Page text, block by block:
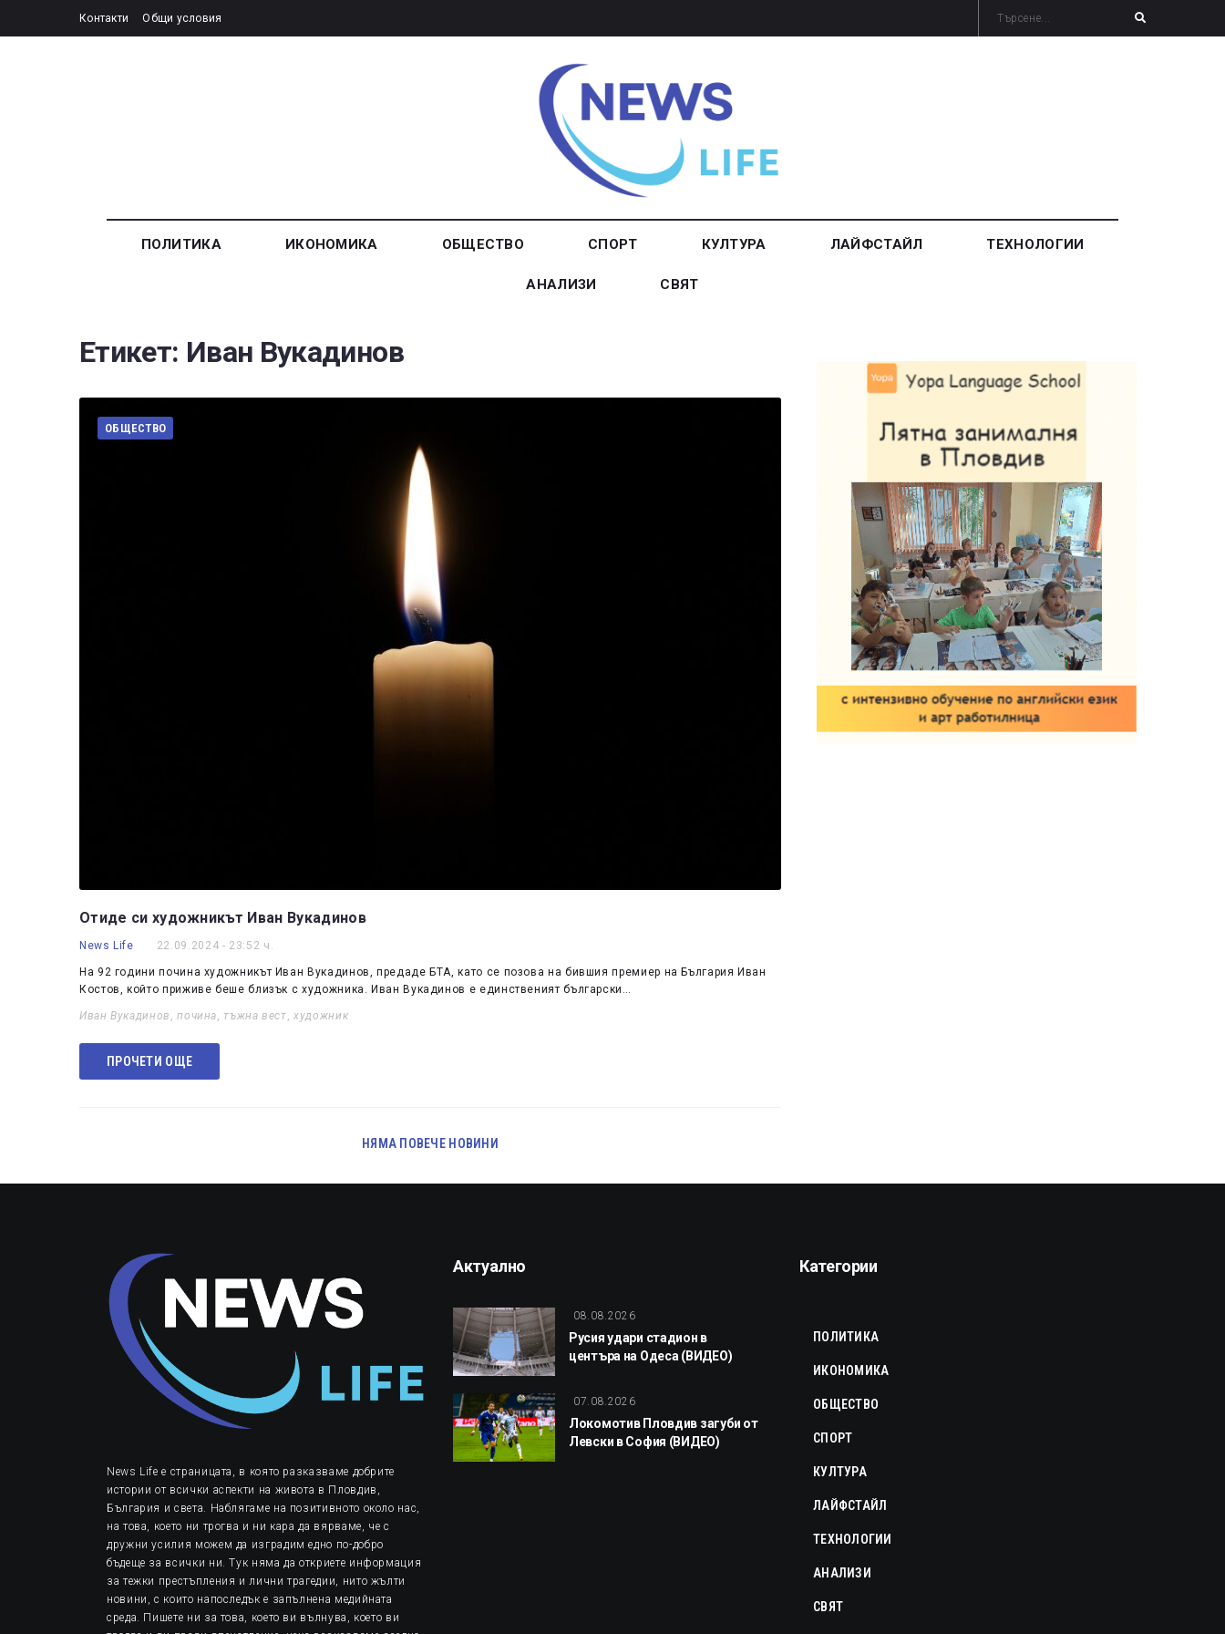
Контакти Общи условия
ПОЛИТИКА ИКОНОМИКА ОБЩЕСТВО СПОРТ КУЛТУРА ЛАЙФСТАЙЛ ТЕХНОЛОГИИ
АНАЛИЗИ СВЯТ
Етикет: Иван Вукадинов
ОБЩЕСТВО
Отиде си художникът Иван Вукадинов
News Life 22.09.2024 - 23:52 ч.
На 92 години почина художникът Иван Вукадинов, предаде БТА, като се позова на бившия премиер на България Иван
Костов, който приживе беше близък с художника. Иван Вукадинов е единственият български…
Иван Вукадинов ,почина,тъжна вест,художник
ПРОЧЕТИ ОЩЕ
НЯМА ПОВЕЧЕ НОВИНИ
News Life е страницата, в която разказваме добрите
истории от всички аспекти на живота в Пловдив,
България и света. Наблягаме на позитивното около нас,
на това, което ни трогва и ни кара да вярваме, че с
дружни усилия можем да изградим едно по-добро
бъдеще за всички ни. Тук няма да откриете информация
за тежки престъпления и лични трагедии, нито жълти
новини, с които напоследък е запълнена медийната
среда. Пишете ни за това, което ви вълнува, което ви
Актуално
08.08.2026
Русия удари стадион в
центъра на Одеса (ВИДЕО)
07.08.2026
Локомотив Пловдив загуби от
Левски в София (ВИДЕО)
Категории
ПОЛИТИКА
ИКОНОМИКА
ОБЩЕСТВО
СПОРТ
КУЛТУРА
ЛАЙФСТАЙЛ
ТЕХНОЛОГИИ
АНАЛИЗИ
СВЯТ